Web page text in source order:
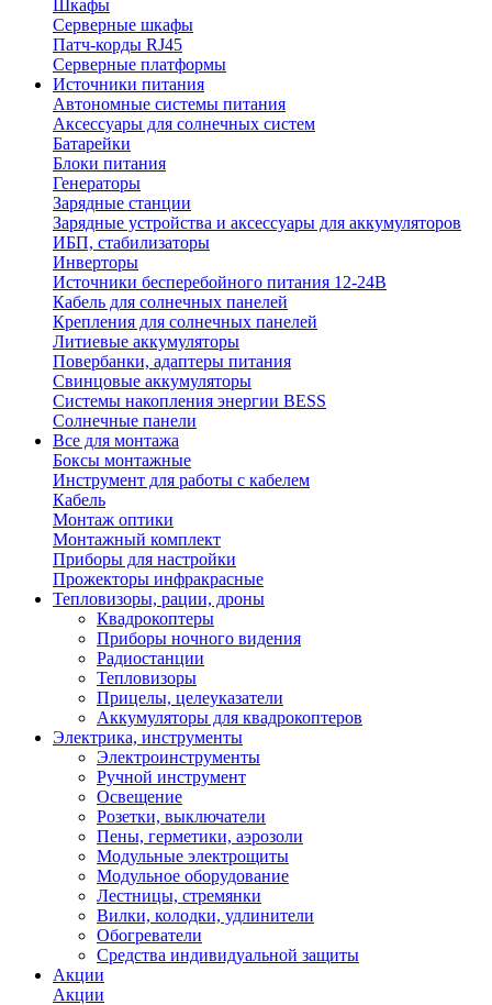
Шкафы
Серверные шкафы
Патч-корды RJ45
Серверные платформы
Источники питания
Автономные системы питания
Аксессуары для солнечных систем
Батарейки
Блоки питания
Генераторы
Зарядные станции
Зарядные устройства и аксессуары для аккумуляторов
ИБП, стабилизаторы
Инверторы
Источники бесперебойного питания 12-24В
Кабель для солнечных панелей
Крепления для солнечных панелей
Литиевые аккумуляторы
Повербанки, адаптеры питания
Свинцовые аккумуляторы
Системы накопления энергии BESS
Солнечные панели
Все для монтажа
Боксы монтажные
Инструмент для работы с кабелем
Кабель
Монтаж оптики
Монтажный комплект
Приборы для настройки
Прожекторы инфракрасные
Тепловизоры, рации, дроны
Квадрокоптеры
Приборы ночного видения
Радиостанции
Тепловизоры
Прицелы, целеуказатели
Аккумуляторы для квадрокоптеров
Электрика, инструменты
Электроинструменты
Ручной инструмент
Освещение
Розетки, выключатели
Пены, герметики, аэрозоли
Модульные электрощиты
Модульное оборудование
Лестницы, стремянки
Вилки, колодки, удлинители
Обогреватели
Средства индивидуальной защиты
Акции
Акции